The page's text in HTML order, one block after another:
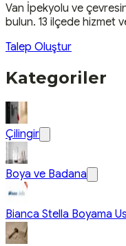
Van İpekyolu ve
bulun. 13 ilçede hizmet
Talep Oluştur
Kategoriler
Çilingir
Boya ve Badana
Bianca Stella Boyama